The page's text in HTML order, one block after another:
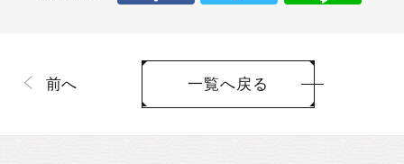
前へ 一覧へ戻る